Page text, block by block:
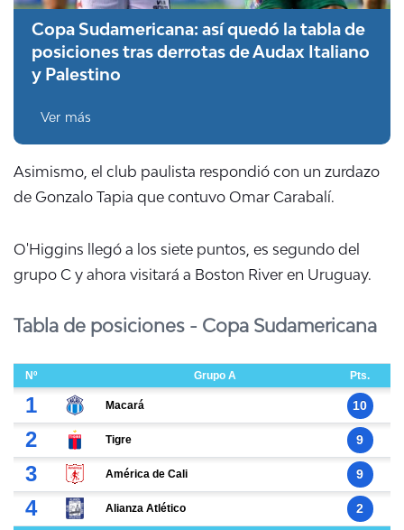
Copa Sudamericana: así quedó la tabla de
posiciones tras derrotas de Audax Italiano
y Palestino
Ver más
Asimismo, el club paulista respondió con un zurdazo
de Gonzalo Tapia que contuvo Omar Carabalí.
O'Higgins llegó a los siete puntos, es segundo del
grupo C y ahora visitará a Boston River en Uruguay.
Tabla de posiciones - Copa Sudamericana